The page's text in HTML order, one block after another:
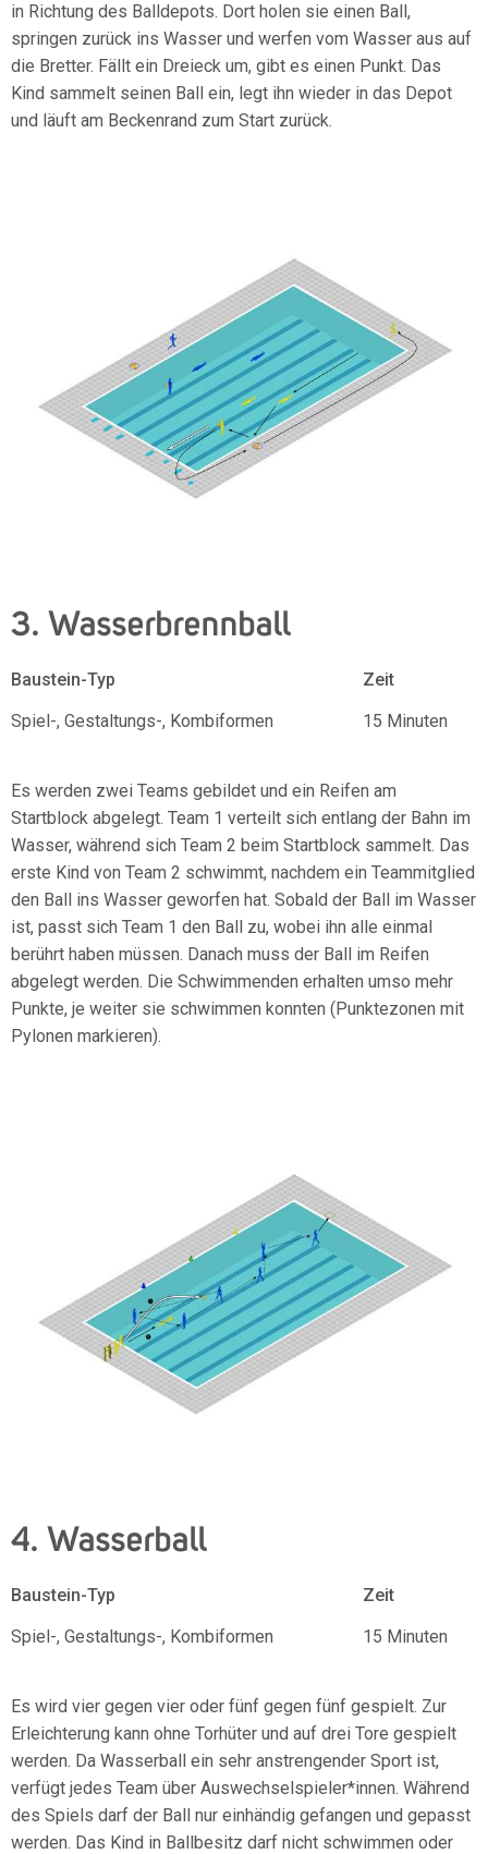
in Richtung des Balldepots. Dort holen sie einen Ball,
springen zurück ins Wasser und werfen vom Wasser aus auf
die Bretter. Fällt ein Dreieck um, gibt es einen Punkt. Das
Kind sammelt seinen Ball ein, legt ihn wieder in das Depot
und läuft am Beckenrand zum Start zurück.
3. Wasserbrennball
Baustein-Typ
Zeit
Spiel-, Gestaltungs-, Kombiformen
15 Minuten
Es werden zwei Teams gebildet und ein Reifen am
Startblock abgelegt. Team 1 verteilt sich entlang der Bahn im
Wasser, während sich Team 2 beim Startblock sammelt. Das
erste Kind von Team 2 schwimmt, nachdem ein Teammitglied
den Ball ins Wasser geworfen hat. Sobald der Ball im Wasser
ist, passt sich Team 1 den Ball zu, wobei ihn alle einmal
berührt haben müssen. Danach muss der Ball im Reifen
abgelegt werden. Die Schwimmenden erhalten umso mehr
Punkte, je weiter sie schwimmen konnten (Punktezonen mit
Pylonen markieren).
4. Wasserball
Baustein-Typ
Zeit
Spiel-, Gestaltungs-, Kombiformen
15 Minuten
Es wird vier gegen vier oder fünf gegen fünf gespielt. Zur
Erleichterung kann ohne Torhüter und auf drei Tore gespielt
werden. Da Wasserball ein sehr anstrengender Sport ist,
verfügt jedes Team über Auswechselspieler*innen. Während
des Spiels darf der Ball nur einhändig gefangen und gepasst
werden. Das Kind in Ballbesitz darf nicht schwimmen oder